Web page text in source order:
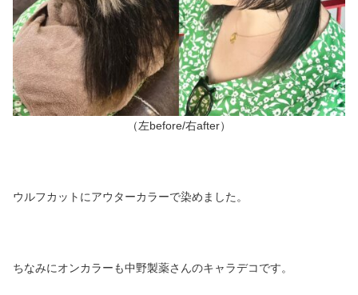
（左before/右after）
ウルフカットにアウターカラーで染めました。
ちなみにオンカラーも中野製薬さんのキャラデコです。